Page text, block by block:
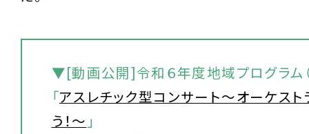
▼[動画公開]令和６年度地域プログラム
「アスレチック型コンサート～オーケス
う！～ 」